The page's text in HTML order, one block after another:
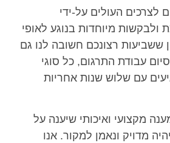
לצרכים העולים על-ידי
ולבקשות מיוחדות בנוגע לאופי
ששביעות רצונכם חשובה לנו גם
עבודת התרגום, כל סוגי
עם שלוש שנות אחריות
מקצועי ואיכותי שיענה על
מדויק ונאמן למקור. אנו